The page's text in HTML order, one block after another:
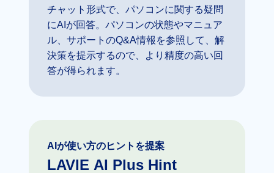
チャット形式で、パソコンに関する疑問
にAIが回答。パソコンの状態やマニュア
ル、サポートのQ&A情報を参照して、解
決策を提示するので、より精度の高い回
答が得られます。
AIが使い方のヒントを提案
LAVIE AI Plus Hint